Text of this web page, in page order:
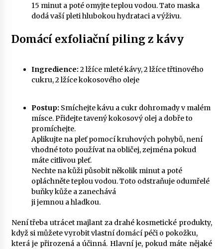
15 minut a poté omyjte teplou vodou. Tato maska
dodá vaší pleti hlubokou hydrataci a výživu.
Domácí exfoliační piling z kávy
Ingredience: 2 lžíce mleté ​​​​​​kávy, 2 lžíce třtinového
cukru, 2 lžíce kokosového oleje
Postup: Smíchejte kávu a cukr dohromady v malém
mísce. Přidejte tavený kokosový olej a dobře to
promíchejte.
Aplikujte na pleť pomocí kruhových pohybů, není
vhodné toto používat na obličej, zejména pokud
máte citlivou pleť.
Nechte na kůži působit několik minut a poté
opláchněte teplou vodou. Toto odstraňuje odumřelé
buňky kůže a zanechává
ji jemnou a hladkou.
Není třeba utrácet majlant za drahé kosmetické produkty,
když si můžete vyrobit vlastní domácí péči o pokožku,
která je přirozená a účinná. Hlavní je, pokud máte nějaké